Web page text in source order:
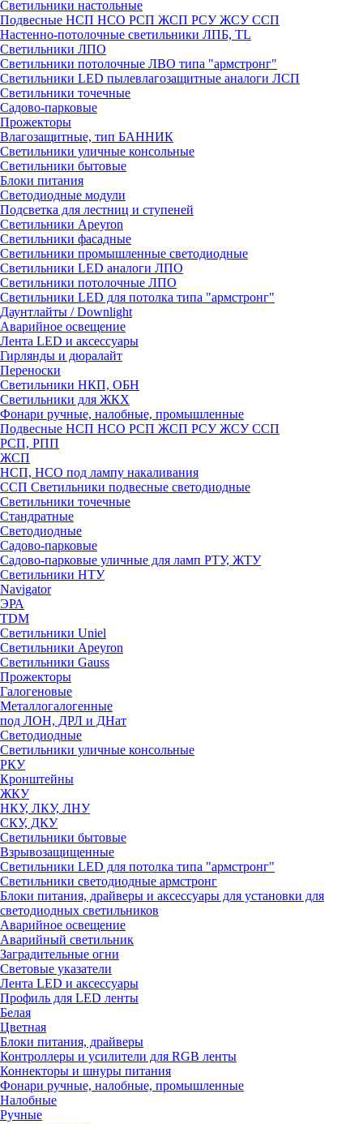
Светильники настольные
Подвесные НСП НСО РСП ЖСП РСУ ЖСУ ССП
Настенно-потолочные светильники ЛПБ, TL
Светильники ЛПО
Светильники потолочные ЛВО типа "армстронг"
Светильники LED пылевлагозащитные аналоги ЛСП
Светильники точечные
Садово-парковые
Прожекторы
Влагозащитные, тип БАННИК
Светильники уличные консольные
Светильники бытовые
Блоки питания
Светодиодные модули
Подсветка для лестниц и ступеней
Светильники Apeyron
Светильники фасадные
Светильники промышленные светодиодные
Светильники LED аналоги ЛПО
Светильники потолочные ЛПО
Светильники LED для потолка типа "армстронг"
Даунтлайты / Downlight
Аварийное освещение
Лента LED и аксессуары
Гирлянды и дюралайт
Переноски
Светильники НКП, ОБН
Светильники для ЖКХ
Фонари ручные, налобные, промышленные
Подвесные НСП НСО РСП ЖСП РСУ ЖСУ ССП
РСП, РПП
ЖСП
НСП, НСО под лампу накаливания
ССП Светильники подвесные светодиодные
Светильники точечные
Стандратные
Светодиодные
Садово-парковые
Садово-парковые уличные для ламп РТУ, ЖТУ
Светильники НТУ
Navigator
ЭРА
TDM
Светильники Uniel
Светильники Apeyron
Светильники Gauss
Прожекторы
Галогеновые
Металлогалогенные
под ЛОН, ДРЛ и ДНат
Светодиодные
Светильники уличные консольные
РКУ
Кронштейны
ЖКУ
НКУ, ЛКУ, ЛНУ
СКУ, ДКУ
Светильники бытовые
Взрывозащищенные
Светильники LED для потолка типа "армстронг"
Светильники светодиодные армстронг
Блоки питания, драйверы и аксессуары для установки для
светодиодных светильников
Аварийное освещение
Аварийный светильник
Заградительные огни
Световые указатели
Лента LED и аксессуары
Профиль для LED ленты
Белая
Цветная
Блоки питания, драйверы
Контроллеры и усилители для RGB ленты
Коннекторы и шнуры питания
Фонари ручные, налобные, промышленные
Налобные
Ручные